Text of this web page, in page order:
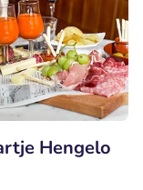
Hengelo